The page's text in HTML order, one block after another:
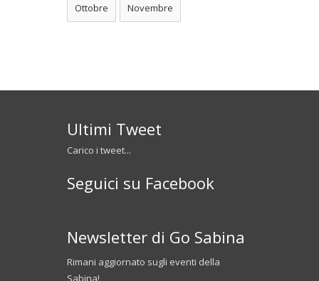
Ottobre Novembre
Ultimi Tweet
Carico i tweet...
Seguici su Facebook
Newsletter di Go Sabina
Rimani aggiornato sugli eventi della
Sabina!